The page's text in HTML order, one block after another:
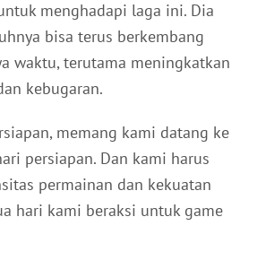
menghadapi laga ini. Dia
bisa terus berkembang
waktu, terutama meningkatkan
kebugaran.
memang kami datang ke
persiapan. Dan kami harus
permainan dan kekuatan
hari kami beraksi untuk game